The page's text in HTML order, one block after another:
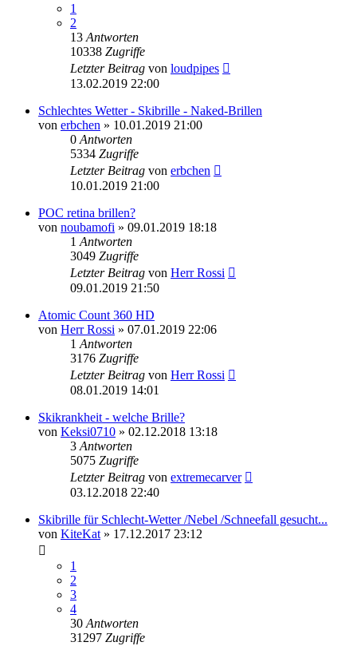
1
2
13 Antworten
10338 Zugriffe
Letzter Beitrag von loudpipes
13.02.2019 22:00
Schlechtes Wetter - Skibrille - Naked-Brillen
von erbchen » 10.01.2019 21:00
0 Antworten
5334 Zugriffe
Letzter Beitrag von erbchen
10.01.2019 21:00
POC retina brillen?
von noubamofi » 09.01.2019 18:18
1 Antworten
3049 Zugriffe
Letzter Beitrag von Herr Rossi
09.01.2019 21:50
Atomic Count 360 HD
von Herr Rossi » 07.01.2019 22:06
1 Antworten
3176 Zugriffe
Letzter Beitrag von Herr Rossi
08.01.2019 14:01
Skikrankheit - welche Brille?
von Keksi0710 » 02.12.2018 13:18
3 Antworten
5075 Zugriffe
Letzter Beitrag von extremecarver
03.12.2018 22:40
Skibrille für Schlecht-Wetter /Nebel /Schneefall gesucht...
von KiteKat » 17.12.2017 23:12
1
2
3
4
30 Antworten
31297 Zugriffe